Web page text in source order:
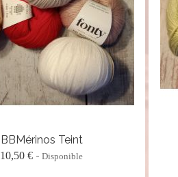
BBMérinos Teint
10,50 € Disponible